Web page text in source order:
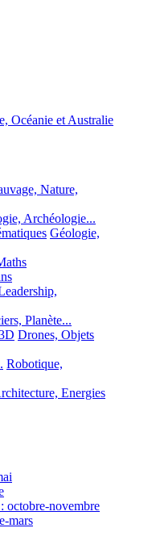
Océanie et Australie
Nature,
Archéologie...
Géologie,
Planète...
Drones, Objets
Robotique,
Energies
octobre-novembre
mars